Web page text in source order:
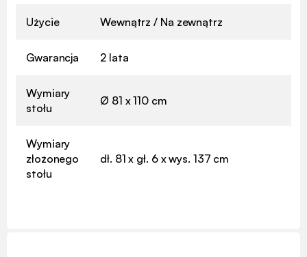
Użycie Wewnątrz / Na zewnątrz
Gwarancja 2 lata
Wymiary
stołu
Ø 81 x 110 cm
Wymiary
złożonego
stołu
dł. 81 x gł. 6 x wys. 137 cm